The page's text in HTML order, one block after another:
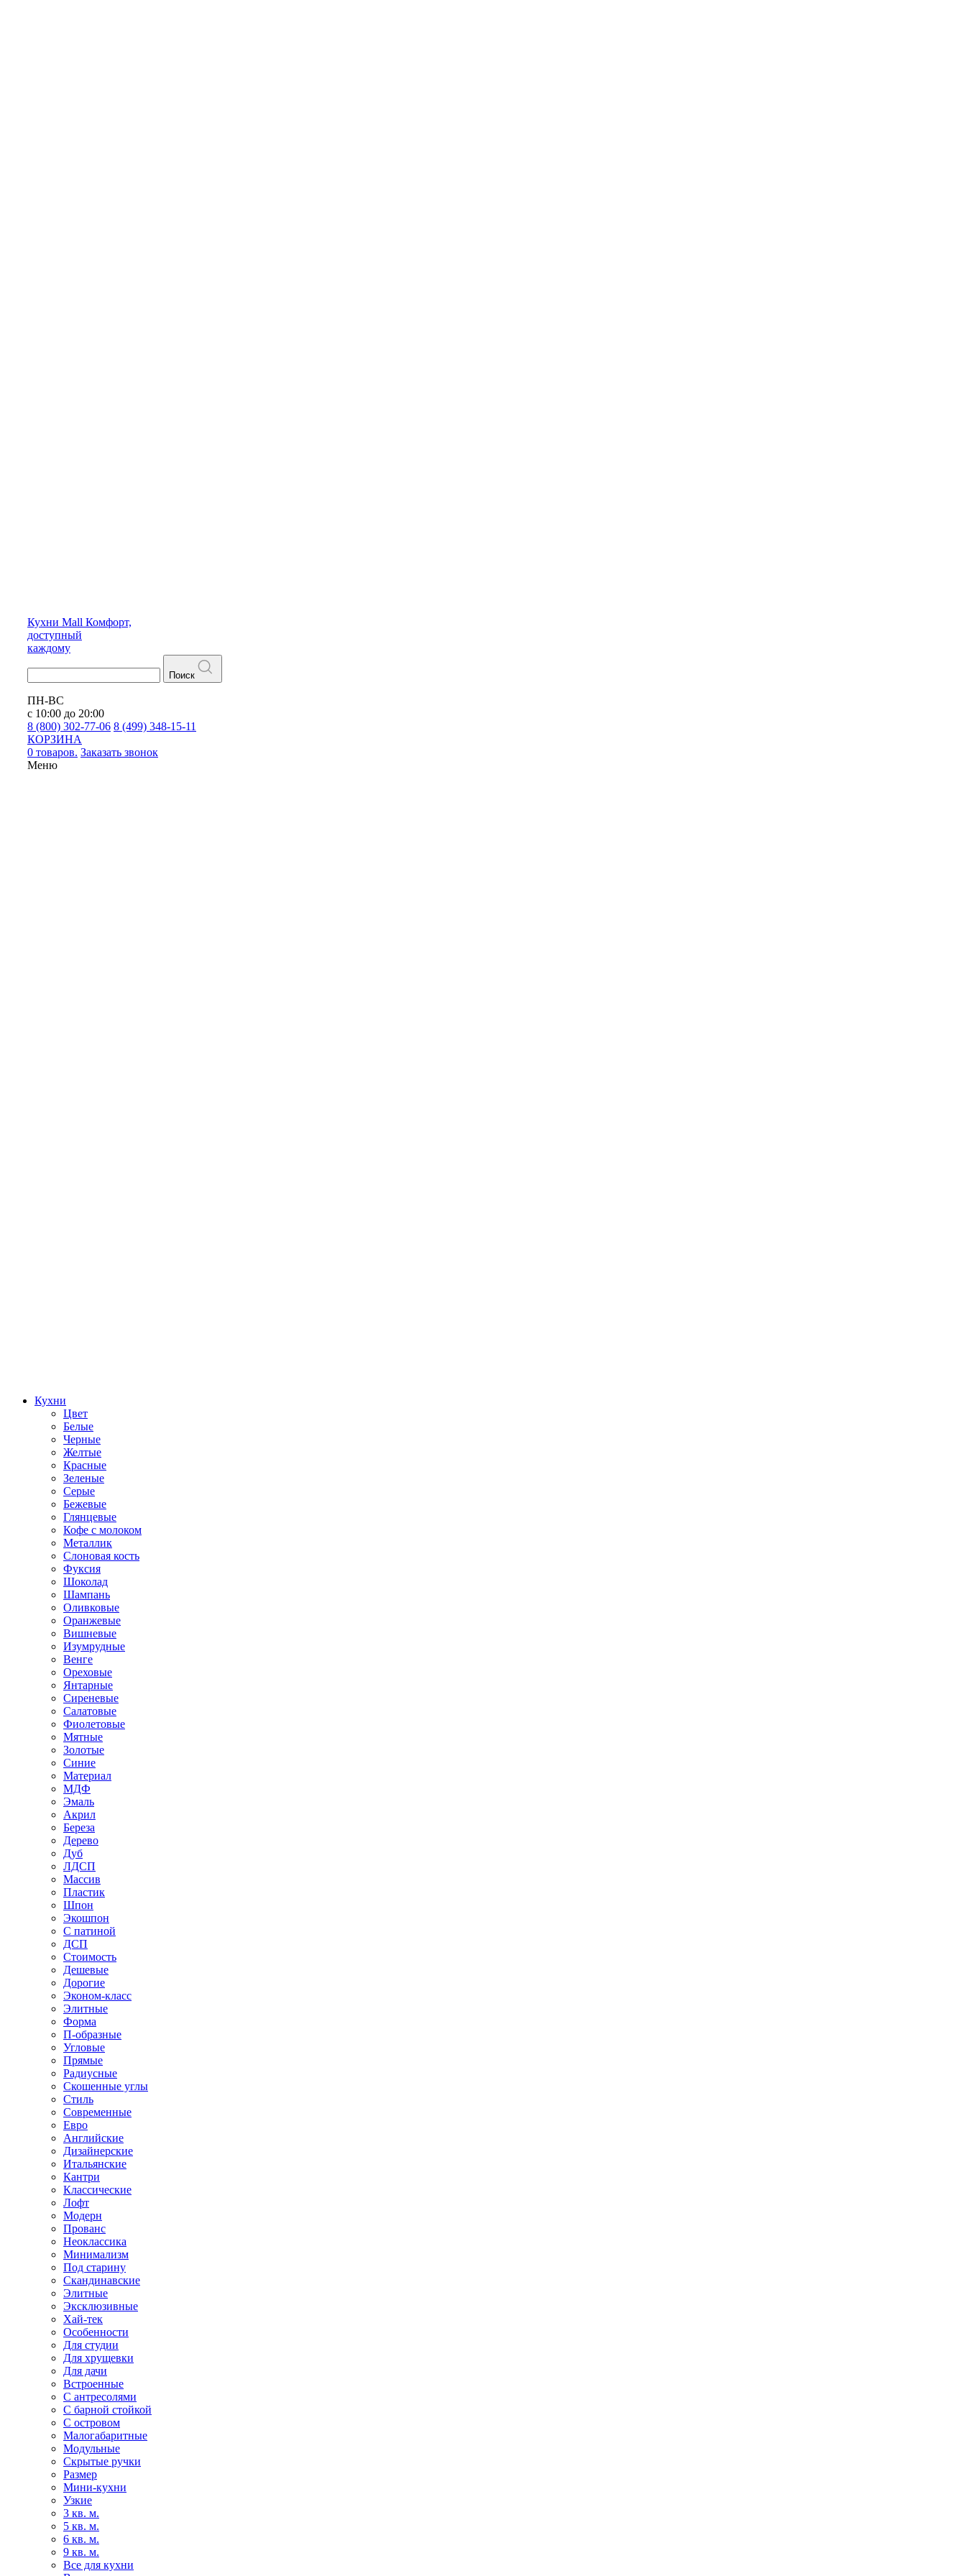
Кухни Mall Комфорт,
доступный
каждому
Поиск
ПН-ВС
с 10:00 до 20:00
8 (800) 302-77-06 8 (499) 348-15-11
КОРЗИНА
0 товаров. Заказать звонок
Меню
Кухни
Цвет
Белые
Черные
Желтые
Красные
Зеленые
Серые
Бежевые
Глянцевые
Кофе с молоком
Металлик
Слоновая кость
Фуксия
Шоколад
Шампань
Оливковые
Оранжевые
Вишневые
Изумрудные
Венге
Ореховые
Янтарные
Сиреневые
Салатовые
Фиолетовые
Мятные
Золотые
Синие
Материал
МДФ
Эмаль
Акрил
Береза
Дерево
Дуб
ЛДСП
Массив
Пластик
Шпон
Экошпон
С патиной
ДСП
Стоимость
Дешевые
Дорогие
Эконом-класс
Элитные
Форма
П-образные
Угловые
Прямые
Радиусные
Скошенные углы
Стиль
Современные
Евро
Английские
Дизайнерские
Итальянские
Кантри
Классические
Лофт
Модерн
Прованс
Неоклассика
Минимализм
Под старину
Скандинавские
Элитные
Эксклюзивные
Хай-тек
Особенности
Для студии
Для хрущевки
Для дачи
Встроенные
С антресолями
С барной стойкой
С островом
Малогабаритные
Модульные
Скрытые ручки
Размер
Мини-кухни
Узкие
3 кв. м.
5 кв. м.
6 кв. м.
9 кв. м.
Все для кухни